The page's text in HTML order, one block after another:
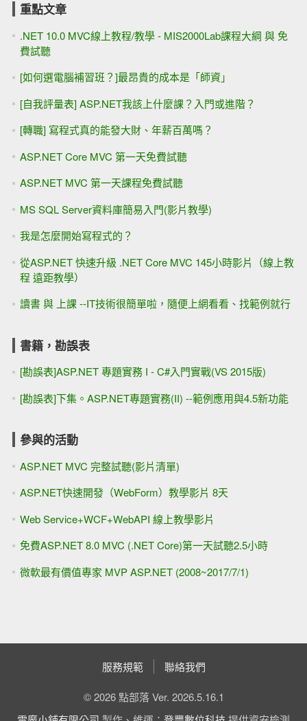
重點文章
.NET 10.0 MVC線上教程/教學 - MIS2000Lab課程大綱 與 免
費試聽
[如何選電腦補習班？]最昂貴的成本是「師資」
[自我評量表] ASP.NET我該上什麼課？入門或進階？
[轉職] 寫程式真的能發大財、年薪百萬嗎？
ASP.NET Core MVC 第一天免費試聽
ASP.NET MVC 第一天課程免費試聽
MS SQL Server資料庫簡易入門(影片教學)
我是怎麼開始寫程式的？
從ASP.NET 快速升級 .NET Core MVC 145小時影片（線上教
程 遠距教學）
讀書 與 上課 --IT技術很簡單啦，隨便上網看看、找範例就行
書籍，勘誤表
[勘誤表]ASP.NET 專題實務 I - C#入門實戰(VS 2015版)
[勘誤表]下集。ASP.NET專題實務(II) --範例應用與4.5新功能
參與的活動
ASP.NET MVC 完整試聽(影片清單)
ASP.NET快速開發（WebForm）教學影片 8天
Web Service+WCF+WebAPI 線上教學影片
免費ASP.NET 8.0 MVC (.NET Core)第一天試聽2.5小時
微軟最有價值專家 MVP ASP.NET (2008~2017/7/1)
服務規範 聯絡我們
© 2026 點部落 Ver. 2026.5.16.1